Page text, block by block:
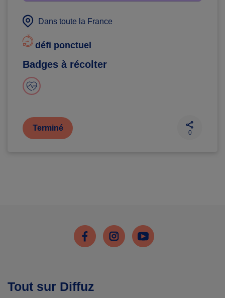
Dans toute la France
défi ponctuel
Badges à récolter
Terminé
0
FacebookInstagramYoutube
Tout sur Diffuz